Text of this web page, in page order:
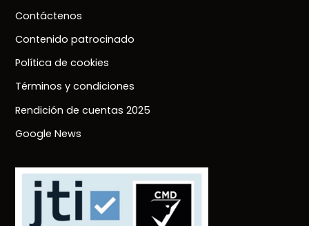
Contáctenos
Contenido patrocinado
Política de cookies
Términos y condiciones
Rendición de cuentas 2025
Google News